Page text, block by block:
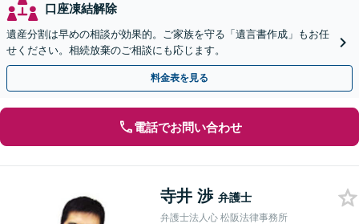
口座凍結解除
遺産分割は早めの相談が効果的。ご家族を守る「遺言書作成」もお任
せください。相続放棄のご相談にも応じます。
料金表を見る
電話でお問い合わせ
寺井 渉 弁護士
弁護士法人心 松阪法律事務所